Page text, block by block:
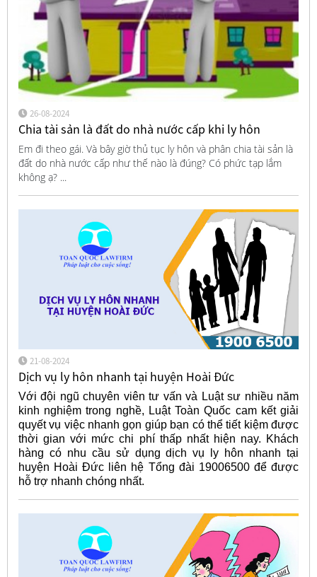
26-08-2024
Chia tài sản là đất do nhà nước cấp khi ly hôn
Em đi theo gái. Và bây giờ thủ tục ly hôn và phân chia tài sản là
đất do nhà nước cấp như thế nào là đúng? Có phức tạp lắm
không ạ? ...
21-08-2024
Dịch vụ ly hôn nhanh tại huyện Hoài Đức
Với đội ngũ chuyên viên tư vấn và Luật sư nhiều năm
kinh nghiệm trong nghề, Luật Toàn Quốc cam kết giải
quyết vụ việc nhanh gọn giúp bạn có thể tiết kiệm được
thời gian với mức chi phí thấp nhất hiện nay. Khách
hàng có nhu cầu sử dụng dịch vụ ly hôn nhanh tại
huyện Hoài Đức liên hệ Tổng đài 19006500 để được
hỗ trợ nhanh chóng nhất.